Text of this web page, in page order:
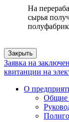
На
сырья
Закрыть
Заявка на
квитанции на
О
Общие